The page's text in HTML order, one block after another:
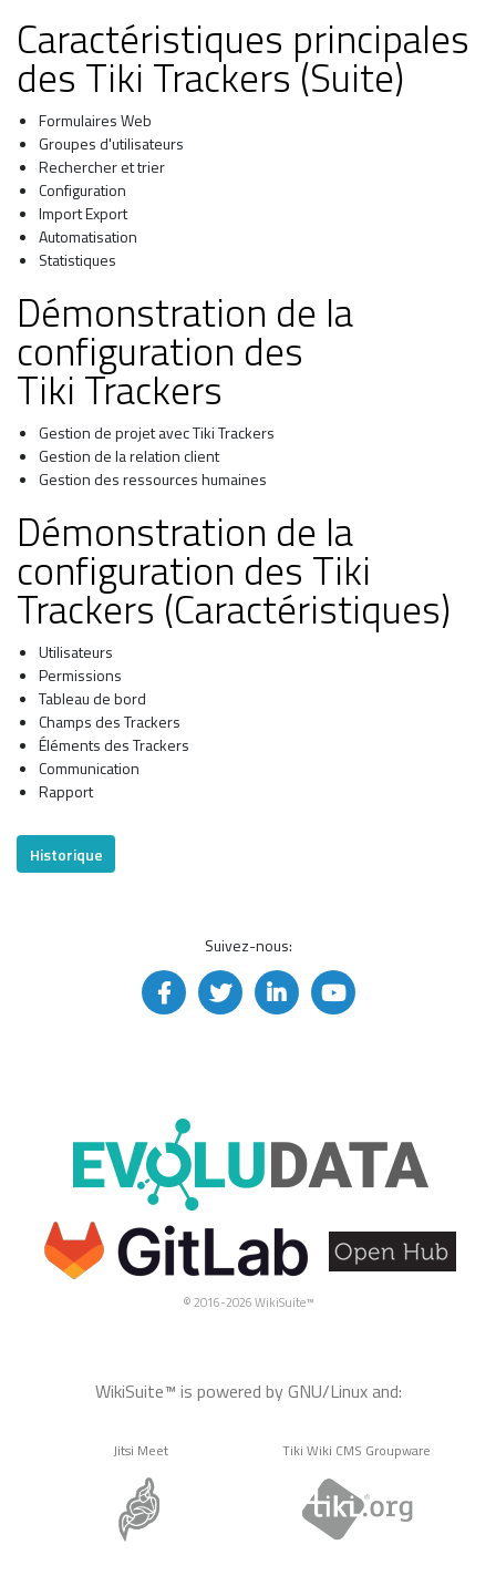
Caractéristiques principales
des Tiki Trackers (Suite)
Formulaires Web
Groupes d'utilisateurs
Rechercher et trier
Configuration
Import Export
Automatisation
Statistiques
Démonstration de la
configuration des
Tiki Trackers
Gestion de projet avec Tiki Trackers
Gestion de la relation client
Gestion des ressources humaines
Démonstration de la
configuration des Tiki
Trackers (Caractéristiques)
Utilisateurs
Permissions
Tableau de bord
Champs des Trackers
Éléments des Trackers
Communication
Rapport
Historique
Suivez-nous:
© 2016-2026 WikiSuite™
WikiSuite™ is powered by GNU/Linux and:
Jitsi Meet Tiki Wiki CMS Groupware